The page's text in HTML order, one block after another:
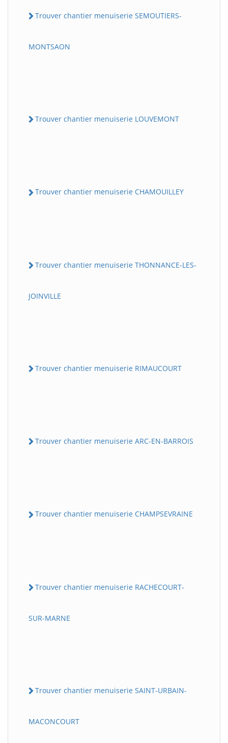
Trouver chantier menuiserie SEMOUTIERS-
MONTSAON
Trouver chantier menuiserie LOUVEMONT
Trouver chantier menuiserie CHAMOUILLEY
Trouver chantier menuiserie THONNANCE-LES-
JOINVILLE
Trouver chantier menuiserie RIMAUCOURT
Trouver chantier menuiserie ARC-EN-BARROIS
Trouver chantier menuiserie CHAMPSEVRAINE
Trouver chantier menuiserie RACHECOURT-
SUR-MARNE
Trouver chantier menuiserie SAINT-URBAIN-
MACONCOURT